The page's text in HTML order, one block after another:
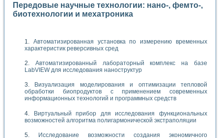
Передовые научные технологии: нано-, фемто-,
биотехнологии и мехатроника
Автоматизированная установка по измерению временных
характеристик реверсивных сред
Автоматизированный лабораторный комплекс на базе
LabVIEW для исследования наноструктур
Визуализация моделирования и оптимизации тепловой
обработки биопродуктов с применением современных
информационных технологий и программных средств
Виртуальный прибор для исследования функциональных
возможностей алгоритма полигармонической экстраполяции
Исследование возможности создания экономичного